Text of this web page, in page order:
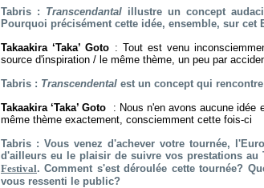
Tabris : Transcendantal illustre un concept
Pourquoi précisément cette idée, ensemble, sur cet
Takaakira ‘Taka’ Goto : Tout est venu
source d'inspiration / le même thème, un peu par
Tabris : Transcendental est un concept qui
Takaakira ‘Taka’ Goto
: Nous n'en avons aucune idée
même thème exactement, consciemment cette fois-ci
Tabris : Vous venez d'achever votre tournée,
d'ailleurs eu le plaisir de suivre vos prestations
Festival. Comment s'est déroulée cette tournée?
vous ressenti le public?